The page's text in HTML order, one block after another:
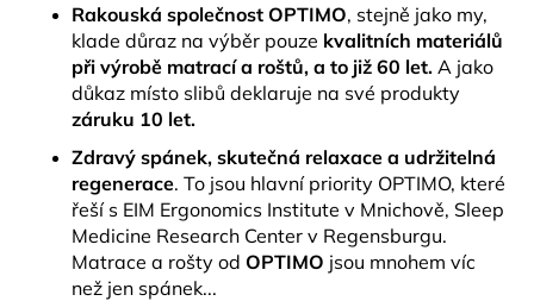
Rakouská společnost OPTIMO, stejně jako my,
klade důraz na výběr pouze kvalitních materiálů
při výrobě matrací a roštů, a to již 60 let. A jako
důkaz místo slibů deklaruje na své produkty
záruku 10 let.
Zdravý spánek, skutečná relaxace a udržitelná
regenerace. To jsou hlavní priority OPTIMO, které
řeší s EIM Ergonomics Institute v Mnichově, Sleep
Medicine Research Center v Regensburgu.
Matrace a rošty od OPTIMO jsou mnohem víc
než jen spánek...